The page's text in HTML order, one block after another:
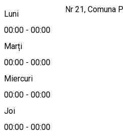
Luni
00:00 - 00:00
Marți
00:00 - 00:00
Miercuri
00:00 - 00:00
Joi
00:00 - 00:00
Str Henri Coanda Nr 21, Comuna
Romania
Hartă